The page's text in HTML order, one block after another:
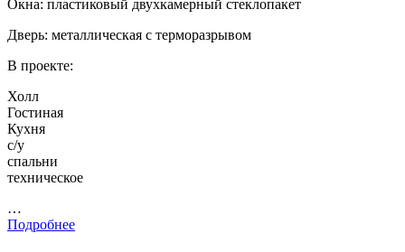
Окна: пластиковый двухкамерный стеклопакет
Дверь: металлическая с терморазрывом
В проекте:
Холл
Гостиная
Кухня
с/у
спальни
техническое
…
Подробнее